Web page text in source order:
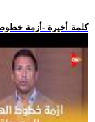
.. كلمة أخيرة -أزمة